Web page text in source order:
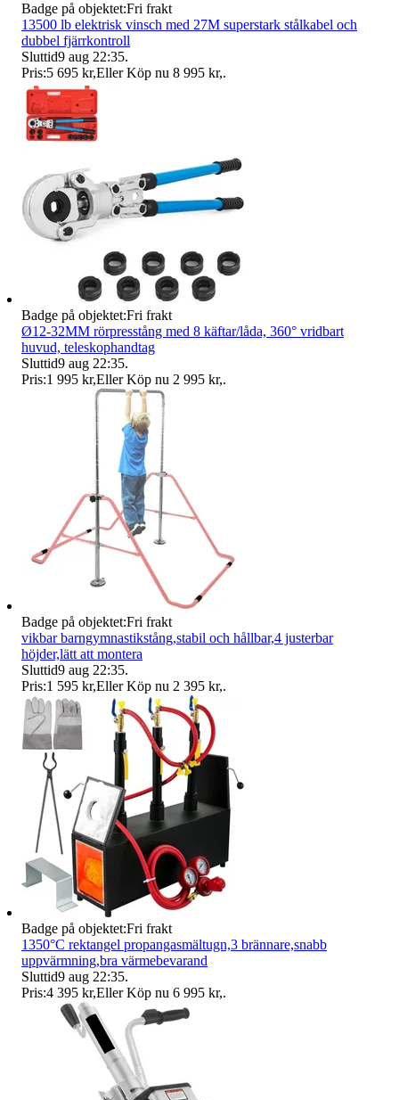
Badge på objektet:Fri frakt
13500 lb elektrisk vinsch med 27M superstark stålkabel och
dubbel fjärrkontroll
Sluttid9 aug 22:35.
Pris:5 695 kr,Eller Köp nu 8 995 kr,.
Badge på objektet:Fri frakt
Ø12-32MM rörpresstång med 8 käftar/låda, 360° vridbart
huvud, teleskophandtag
Sluttid9 aug 22:35.
Pris:1 995 kr,Eller Köp nu 2 995 kr,.
Badge på objektet:Fri frakt
vikbar barngymnastikstång,stabil och hållbar,4 justerbar
höjder,lätt att montera
Sluttid9 aug 22:35.
Pris:1 595 kr,Eller Köp nu 2 395 kr,.
Badge på objektet:Fri frakt
1350°C rektangel propangasmältugn,3 brännare,snabb
uppvärmning,bra värmebevarand
Sluttid9 aug 22:35.
Pris:4 395 kr,Eller Köp nu 6 995 kr,.